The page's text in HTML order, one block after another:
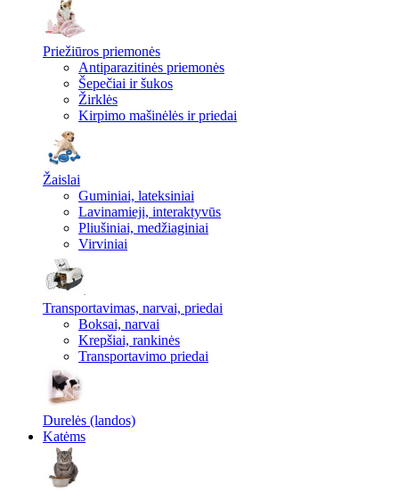
Priežiūros priemonės
Antiparazitinės priemonės
Šepečiai ir šukos
Žirklės
Kirpimo mašinėlės ir priedai
Žaislai
Guminiai, lateksiniai
Lavinamieji, interaktyvūs
Pliušiniai, medžiaginiai
Virviniai
Transportavimas, narvai, priedai
Boksai, narvai
Krepšiai, rankinės
Transportavimo priedai
Durelės (landos)
Katėms